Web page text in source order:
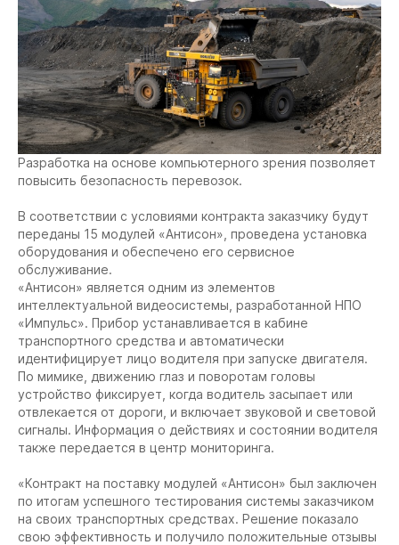
Разработка на основе компьютерного зрения позволяет
повысить безопасность перевозок.
В соответствии с условиями контракта заказчику будут
переданы 15 модулей «Антисон», проведена установка
оборудования и обеспечено его сервисное
обслуживание.
«Антисон» является одним из элементов
интеллектуальной видеосистемы, разработанной НПО
«Импульс». Прибор устанавливается в кабине
транспортного средства и автоматически
идентифицирует лицо водителя при запуске двигателя.
По мимике, движению глаз и поворотам головы
устройство фиксирует, когда водитель засыпает или
отвлекается от дороги, и включает звуковой и световой
сигналы. Информация о действиях и состоянии водителя
также передается в центр мониторинга.
«Контракт на поставку модулей «Антисон» был заключен
по итогам успешного тестирования системы заказчиком
на своих транспортных средствах. Решение показало
свою эффективность и получило положительные отзывы